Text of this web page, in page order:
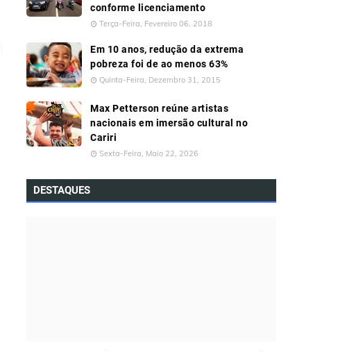
conforme licenciamento
Terça-Feira, Fevereiro 06, 2018
Em 10 anos, redução da extrema
pobreza foi de ao menos 63%
Quinta-Feira, Dezembro 31, 2015
Max Petterson reúne artistas
nacionais em imersão cultural no
Cariri
Sexta-Feira, Maio 22, 2026
DESTAQUES